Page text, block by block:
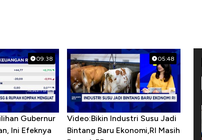
09:38
Gubernur
Ini Efeknya
05:48
Video:Bikin Industri Susu Jadi
Bintang Baru Ekonomi,RI Masih